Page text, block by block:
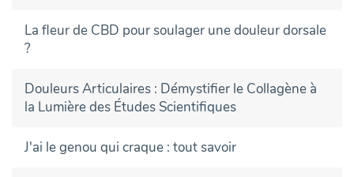
La fleur de CBD pour soulager une douleur dorsale
?
Douleurs Articulaires : Démystifier le Collagène à
la Lumière des Études Scientifiques
J'ai le genou qui craque : tout savoir